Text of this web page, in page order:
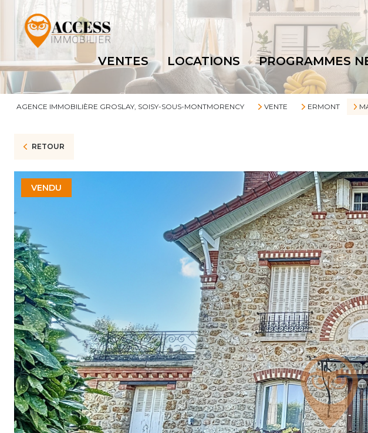
VENTES LOCATIONS PROGRAMMES
AGENCE IMMOBILIÈRE GROSLAY, SOISY-SOUS-MONTMORENCY VENTE ERMONT
RETOUR
VENDU